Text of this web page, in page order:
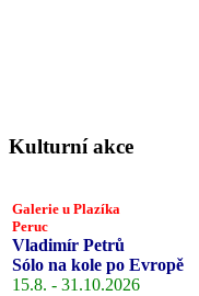
Kulturní akce
Galerie u Plazíka
Peruc
Vladimír Petrů
Sólo na kole po Evropě
15.8. - 31.10.2026